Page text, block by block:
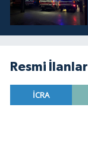
Resmi İlanlar